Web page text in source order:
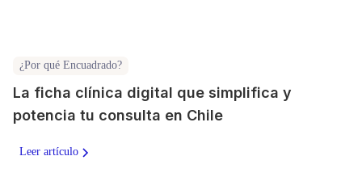
¿Por qué Encuadrado?
La ficha clínica digital que simplifica y
potencia tu consulta en Chile
Leer artículo